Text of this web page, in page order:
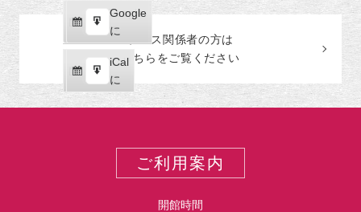
カ
テ
ゴ
Google
で
購
読
iCal
で
購
読
Google
に
エ
ク
ス
ポ
iCal
に
エ
ク
プレス関係者の方は
こちらをご覧ください
ご利用案内
開館時間